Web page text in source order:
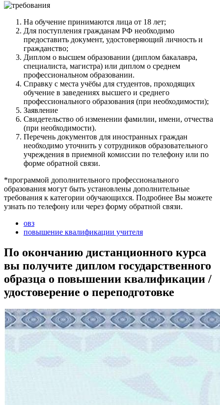
На обучение принимаются лица от 18 лет;
Для поступления гражданам РФ необходимо
предоставить документ, удостоверяющий личность и
гражданство;
Диплом о высшем образовании (диплом бакалавра,
специалиста, магистра) или диплом о среднем
профессиональном образовании.
Справку с места учёбы для студентов, проходящих
обучение в заведениях высшего и среднего
профессионального образования (при необходимости);
Заявление
Свидетельство об изменении фамилии, имени, отчества
(при необходимости).
Перечень документов для иностранных граждан
необходимо уточнить у сотрудников образовательного
учреждения в приемной комиссии по телефону или по
форме обратной связи.
*программой дополнительного профессионального
образования могут быть установлены дополнительные
требования к категории обучающихся. Подробнее Вы можете
узнать по телефону или через форму обратной связи.
овз
повышение квалификации учителя
По окончанию дистанционного курса
вы получите диплом государственного
образца о повышении квалификации /
удостоверение о переподготовке